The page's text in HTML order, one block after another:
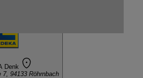
Denk
94133 Röhrnbach